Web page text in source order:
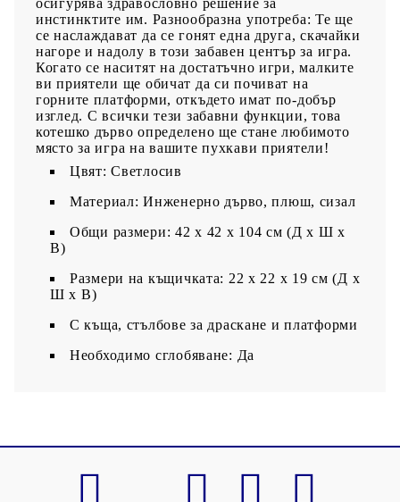
инстинктите им. Разнообразна употреба: Те ще
се наслаждават да се гонят една друга, скачайки
нагоре и надолу в този забавен център за игра.
Когато се наситят на достатъчно игри, малките
ви приятели ще обичат да си почиват на
горните платформи, откъдето имат по-добър
изглед. С всички тези забавни функции, това
котешко дърво определено ще стане любимото
място за игра на вашите пухкави приятели!
Цвят: Светлосив
Материал: Инженерно дърво, плюш, сизал
Общи размери: 42 x 42 x 104 cм (Д x Ш x
В)
Размери на къщичката: 22 x 22 x 19 см (Д x
Ш x В)
С къща, стълбове за драскане и платформи
Необходимо сглобяване: Да